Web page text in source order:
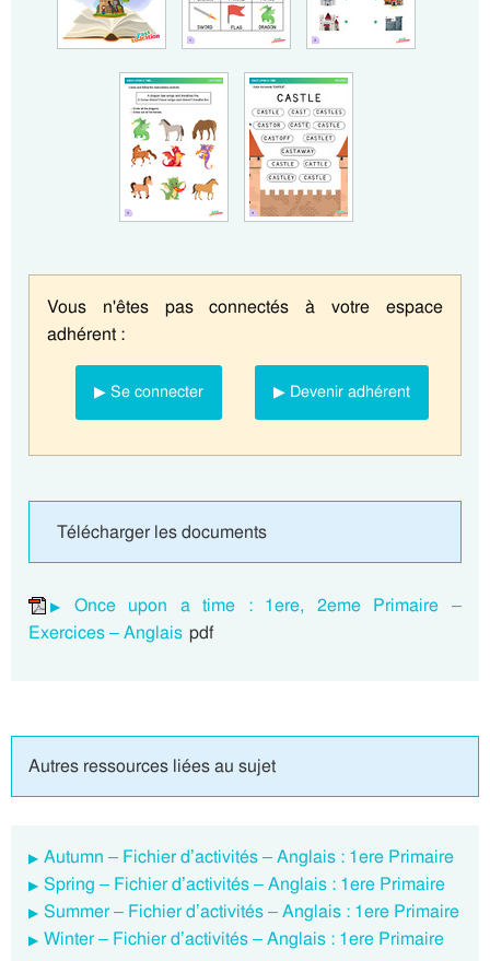
Vous n'êtes pas connectés à votre espace
adhérent :
▶ Se connecter ▶ Devenir adhérent
Télécharger les documents
Once upon a time : 1ere, 2eme Primaire –
Exercices – Anglais pdf
Autres ressources liées au sujet
Autumn – Fichier d’activités – Anglais : 1ere Primaire
Spring – Fichier d’activités – Anglais : 1ere Primaire
Summer – Fichier d’activités – Anglais : 1ere Primaire
Winter – Fichier d’activités – Anglais : 1ere Primaire